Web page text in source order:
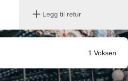
Legg til retur
1 Voksen